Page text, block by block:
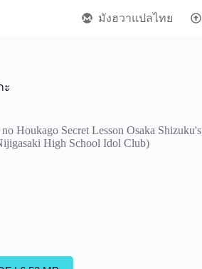
มังฮวาแปลไทย
ะ
Houkago Secret Lesson Osaka Shizuku's
High School Idol Club)